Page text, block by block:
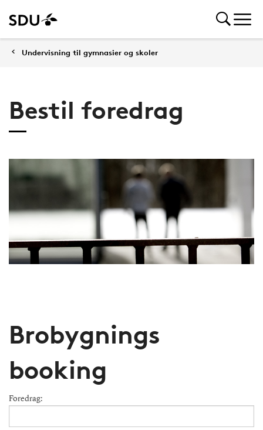
Undervisning til gymnasier og skoler
Bestil foredrag
Brobygnings
booking
Foredrag: